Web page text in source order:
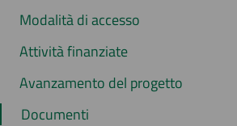
Modalità di accesso
Attività finanziate
Avanzamento del progetto
Documenti